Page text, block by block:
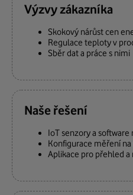
Výzvy zákazníka
Skokový nárůst cen
Regulace teploty v
Sběr dat a práce s nimi
Naše řešení
IoT senzory a software
Konfigurace měření
Aplikace pro přehled a